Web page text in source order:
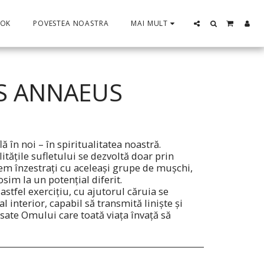
POVESTEA NOASTRA MAI MULT
ANNAEUS
în noi – în spiritualitatea noastră.
sufletului se dezvoltă doar prin
înzestraţi cu aceleaşi grupe de muşchi,
la un potenţial diferit.
exerciţiu, cu ajutorul căruia se
interior, capabil să transmită linişte şi
Omului care toată viaţa învaţă să